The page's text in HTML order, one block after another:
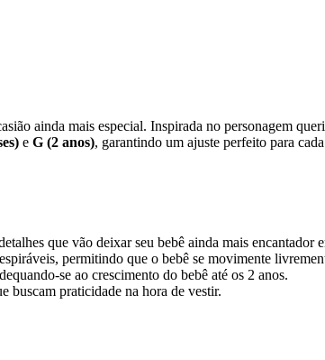
ainda mais especial. Inspirada no personagem
e G (2 anos), garantindo um ajuste perfeito para
que vão deixar seu bebê ainda mais encantador
permitindo que o bebê se movimente
se ao crescimento do bebê até os 2 anos.
buscam praticidade na hora de vestir.